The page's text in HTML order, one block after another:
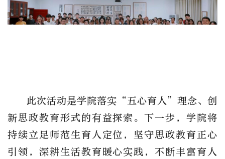
此次活动是学院落实“五心育人”理念、创
新思政教育形式的有益探索。下一步，学院将
持续立足师范生育人定位，坚守思政教育正心
引领，深耕生活教育暖心实践，不断丰富育人